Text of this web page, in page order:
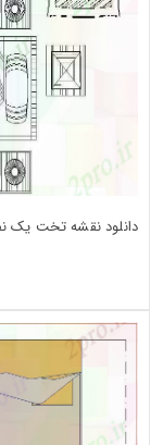
دانلود نقشه تخت یک